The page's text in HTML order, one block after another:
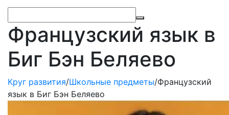
Французский язык в
Биг Бэн Беляево
Круг развития/Школьные предметы/Французский
язык в Биг Бэн Беляево